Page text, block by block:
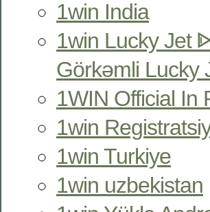
1win India
1win Lucky Jet
Görkəmli Lucky
1WIN Official In
1win
1win Turkiye
1win uzbekistan